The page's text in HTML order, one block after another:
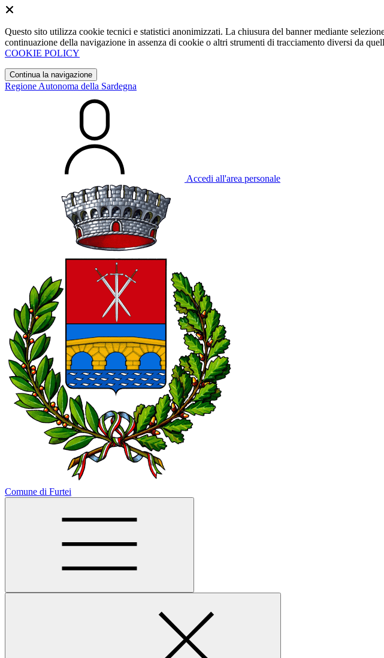
Questo sito utilizza cookie tecnici e statistici anonimizzati. La chiusura del banner mediante
continuazione della navigazione in assenza di cookie o altri strumenti di tracciamento diversi da
COOKIE POLICY
Continua la navigazione
Regione Autonoma della Sardegna
Accedi all'area personale
Comune di Furtei